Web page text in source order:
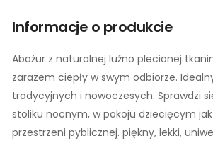
Informacje o produkcie
Abażur z naturalnej luźno plecionej
zarazem ciepły w swym odbiorze.
tradycyjnych i nowoczesych. Sprawdzi
stoliku nocnym, w pokoju dziecięcym
przestrzeni pyblicznej. piękny, lekki,